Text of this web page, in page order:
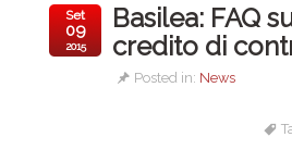
Basilea: FAQ
credito di
Posted in: News
Set
09
2015